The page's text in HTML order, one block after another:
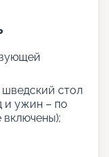
шведский стол
и ужин – по
включены);